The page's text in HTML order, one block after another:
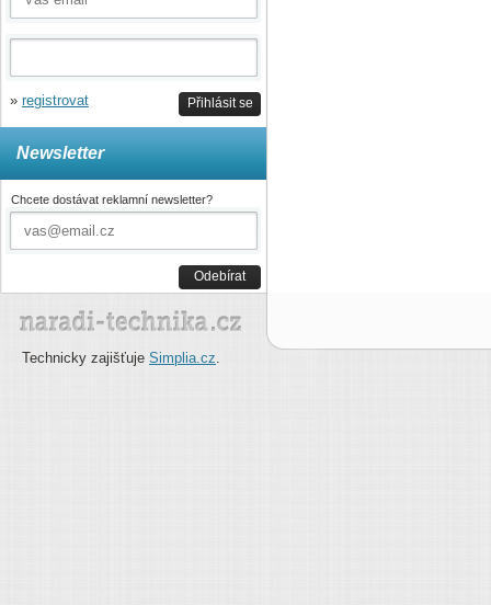
Přihlásit se
» registrovat
Newsletter
Chcete dostávat reklamní newsletter?
Odebírat
Technicky zajišťuje Simplia.cz.